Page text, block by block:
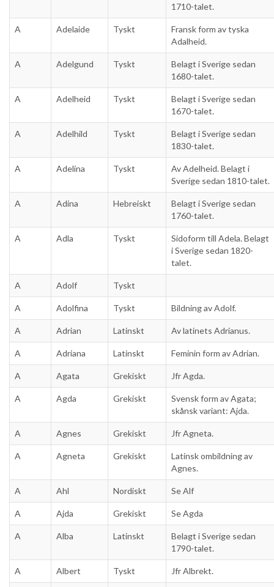
1710-talet.
A Adelaide Tyskt
Fransk form av tyska
Adalheid.
A Adelgund Tyskt
Belagt i Sverige sedan
1680-talet.
A Adelheid Tyskt
Belagt i Sverige sedan
1670-talet.
A Adelhild Tyskt
Belagt i Sverige sedan
1830-talet.
A Adelina Tyskt
Av Adelheid. Belagt i
Sverige sedan 1810-talet.
A Adina Hebreiskt
Belagt i Sverige sedan
1760-talet.
A Adla Tyskt
Sidoform till Adela. Belagt
i Sverige sedan 1820-
talet.
A Adolf Tyskt
A Adolfina Tyskt Bildning av Adolf.
A Adrian Latinskt Av latinets Adrianus.
A Adriana Latinskt Feminin form av Adrian.
A Agata Grekiskt Jfr Agda.
A Agda Grekiskt
Svensk form av Agata;
skånsk variant: Ajda.
A Agnes Grekiskt Jfr Agneta.
A Agneta Grekiskt
Latinsk ombildning av
Agnes.
A Ahl Nordiskt Se Alf
A Ajda Grekiskt Se Agda
A Alba Latinskt
Belagt i Sverige sedan
1790-talet.
A Albert Tyskt Jfr Albrekt.